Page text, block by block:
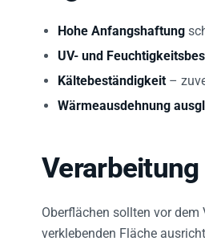
Hohe Anfangshaftung
UV- und
Kältebeständigkeit –
Wärmeausdehnung
Oberflächen sollten vor dem
verklebenden Fläche